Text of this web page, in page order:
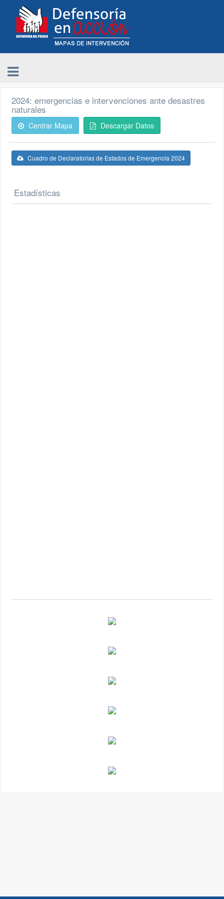
2024: emergencias e intervenciones ante desastres
naturales
Centrar Mapa Descargar Datos
Cuadro de Declaratorias de Estados de Emergencia 2024
Estadísticas